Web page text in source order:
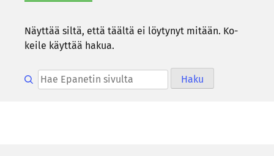
Näyt­tää siltä, että tääl­tä ei löy­ty­nyt mi­tään. Ko­
kei­le käyt­tää hakua.
Hae epanetin sivulta Haku